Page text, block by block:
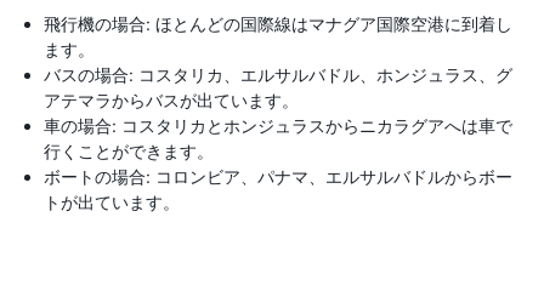
飛行機の場合: ほとんどの国際線はマナグア国際空港に到着し
ます。
バスの場合: コスタリカ、エルサルバドル、ホンジュラス、グ
アテマラからバスが出ています。
車の場合: コスタリカとホンジュラスからニカラグアへは車で
行くことができます。
ボートの場合: コロンビア、パナマ、エルサルバドルからボー
トが出ています。